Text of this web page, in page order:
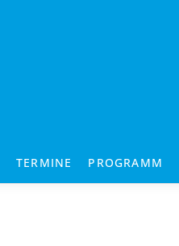
TERMINE PROGRAMM